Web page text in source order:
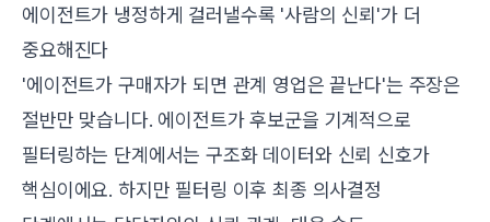
에이전트가 냉정하게 걸러낼수록 '사람의 신뢰'가 더
중요해진다
'에이전트가 구매자가 되면 관계 영업은 끝난다'는 주장은
절반만 맞습니다. 에이전트가 후보군을 기계적으로
필터링하는 단계에서는 구조화 데이터와 신뢰 신호가
핵심이에요. 하지만 필터링 이후 최종 의사결정